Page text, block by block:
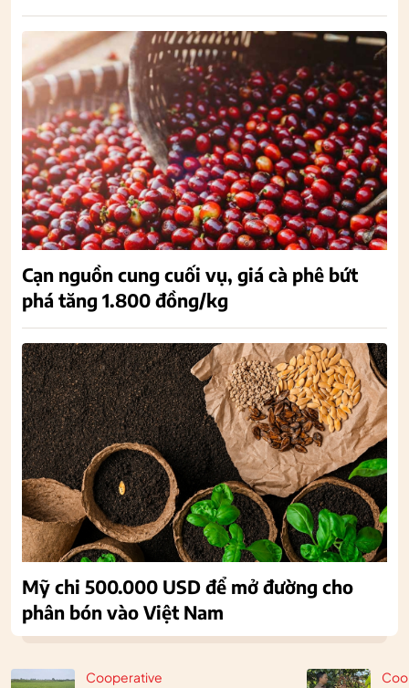
Cooperative
Cạn nguồn cung cuối vụ, giá cà phê bứt
phá tăng 1.800 đồng/kg
Mỹ chi 500.000 USD để mở đường cho
phân bón vào Việt Nam